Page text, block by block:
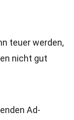
teuer werden,
nicht gut
Ad-